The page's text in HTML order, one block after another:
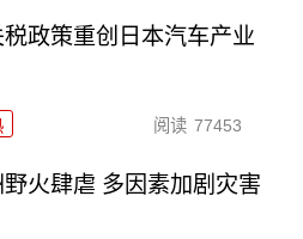
税政策重创日本汽车产业
阅读 77453
野火肆虐 多因素加剧灾害